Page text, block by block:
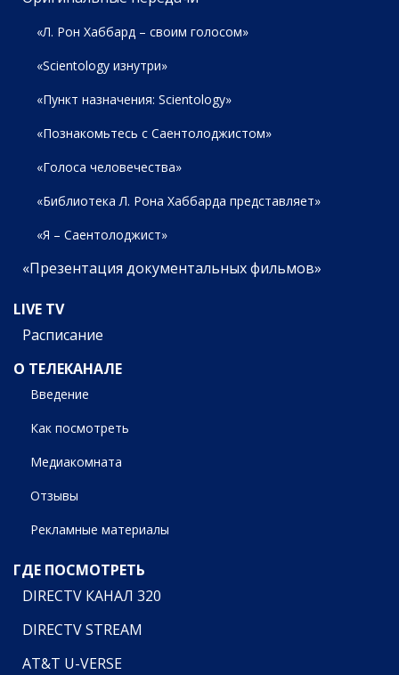
«Л. Рон Хаббард – своим голосом»
«Scientology изнутри»
«Пункт назначения: Scientology»
«Познакомьтесь с Саентолоджистом»
«Голоса человечества»
«Библиотека Л. Рона Хаббарда представляет»
«Я – Саентолоджист»
«Презентация документальных фильмов»
LIVE TV
Расписание
О ТЕЛЕКАНАЛЕ
Введение
Как посмотреть
Медиакомната
Отзывы
Рекламные материалы
ГДЕ ПОСМОТРЕТЬ
DIRECTV КАНАЛ 320
DIRECTV STREAM
AT&T U-VERSE